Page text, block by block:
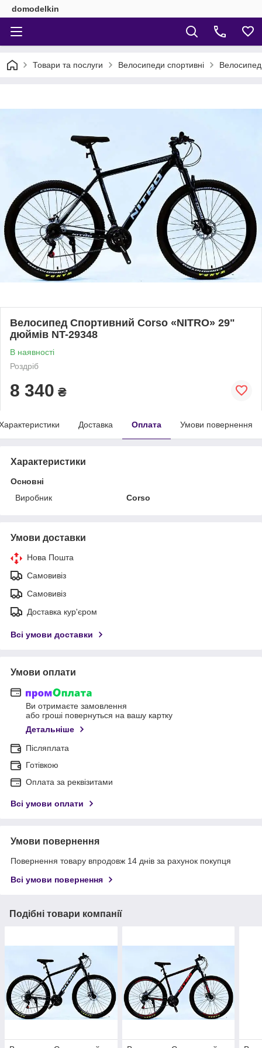
domodelkin
Товари та послуги Велосипеди спортивні
Велоcипед Спортивний Corso «NITRO» 29"
дюймів NT-29348
В наявності
Роздріб
8 340 ₴
Доставка Оплата Умови повернення
Характеристики
Основні
Виробник
Corso
Умови доставки
Нова Пошта
Самовивіз
Самовивіз
Доставка кур'єром
Всі умови доставки
Умови оплати
Ви отримаєте замовлення
або гроші повернуться на вашу картку
Детальніше
Післяплата
Готівкою
Оплата за реквізитами
Всі умови оплати
Умови повернення
Повернення товару впродовж 14 днів за рахунок покупця
Всі умови повернення
Подібні товари компанії